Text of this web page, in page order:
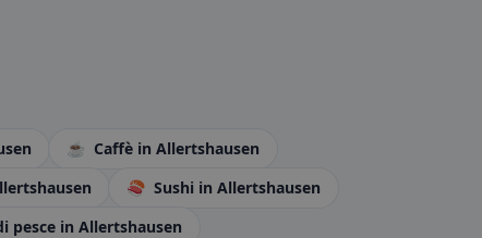
☕ Caffè in Allertshausen
🍣 Sushi in Allertshausen
pesce in Allertshausen